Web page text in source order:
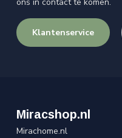
ons in contact te komen.
Klantenservice
Miracshop.nl
Mirachome.nl